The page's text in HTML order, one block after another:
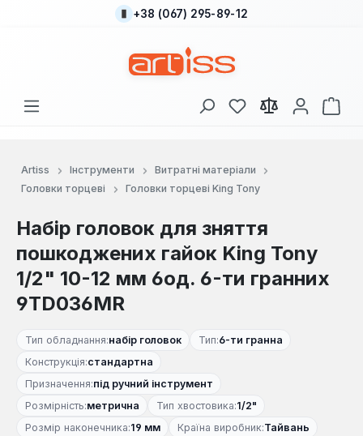
Перейти до основного вмісту
+38 (067) 295-89-12
У вас є 0 у списку
Artiss Інструменти
Витратні матеріали
Головки торцеві
Головки торцеві King Tony
Набір головок для зняття
пошкоджених гайок King Tony
1/2" 10-12 мм 6од. 6-ти гранних
9TD036MR
Тип обладнання:набір головок Тип:6-ти гранна
Конструкція:стандартна
Призначення:під ручний інструмент
Розмірність:метрична Тип хвостовика:1/2"
Розмір наконечника:19 мм Країна виробник:Тайвань